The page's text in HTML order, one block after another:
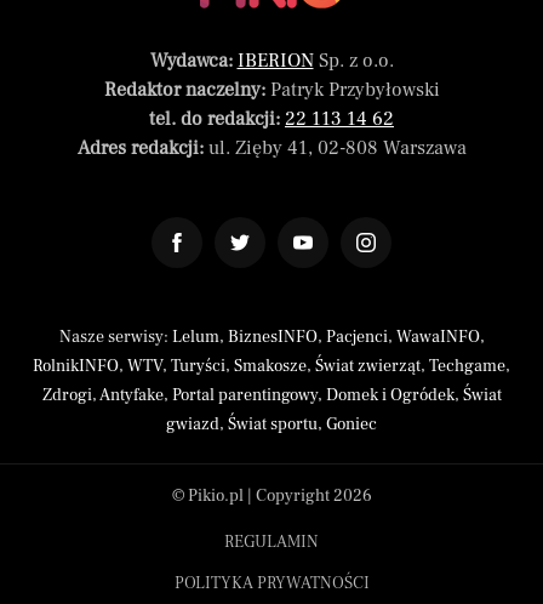
Wydawca: IBERIONSp. z o.o.
Redaktor naczelny:Patryk Przybyłowski
tel. do redakcji: 22 113 14 62
Adres redakcji:ul. Zięby 41, 02-808 Warszawa
Nasze serwisy: Lelum, BiznesINFO, Pacjenci, WawaINFO,
RolnikINFO, WTV, Turyści, Smakosze, Świat zwierząt, Techgame,
Zdrogi,Antyfake, Portal parentingowy, Domek i Ogródek, Świat
gwiazd, Świat sportu, Goniec
© Pikio.pl | Copyright 2026
REGULAMIN
POLITYKA PRYWATNOŚCI